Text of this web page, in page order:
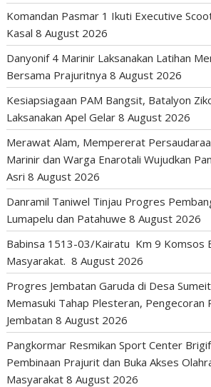
Komandan Pasmar 1 Ikuti Executive
Kasal 8 August 2026
Danyonif 4 Marinir Laksanakan Latihan
Bersama Prajuritnya 8 August 2026
Kesiapsiagaan PAM Bangsit, Batalyon
Laksanakan Apel Gelar 8 August 2026
Merawat Alam, Mempererat
Marinir dan Warga Enarotali Wujudkan
Asri 8 August 2026
Danramil Taniwel Tinjau Progres
Lumapelu dan Patahuwe 8 August 2026
Babinsa 1513-03/Kairatu Km 9 Komsos
Masyarakat. 8 August 2026
Progres Jembatan Garuda di Desa
Memasuki Tahap Plesteran, Pengecoran
Jembatan 8 August 2026
Pangkormar Resmikan Sport Center
Pembinaan Prajurit dan Buka Akses
Masyarakat 8 August 2026